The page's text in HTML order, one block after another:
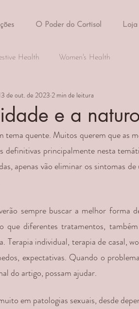
O Poder do Cortisol Loja
Health Women's Health
e a
de out. de 2023 2 min de leitura
tema quente. Muitos querem que as
definitivas principalmente nesta
apenas vão eliminar os sintomas
sempre buscar a melhor forma
que diferentes tratamentos,
Terapia individual, terapia de casal,
expectativas. Quando o
do artigo, possam ajudar.
em patologias sexuais, desde